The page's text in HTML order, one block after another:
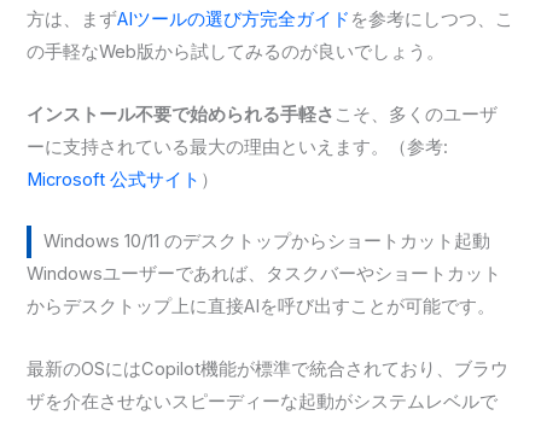
方は、まずAIツールの選び方完全ガイド を参考にしつつ、こ
の手軽なWeb版から試してみるのが良いでしょう。
インストール不要で始められる手軽さ こそ、多くのユーザ
ーに支持されている最大の理由といえます。（参考:
Microsoft 公式サイト ）
Windows 10/11 のデスクトップからショートカット起動
Windowsユーザーであれば、タスクバーやショートカット
からデスクトップ上に直接AIを呼び出すことが可能です。
最新のOSにはCopilot機能が標準で統合されており、ブラウ
ザを介在させないスピーディーな起動がシステムレベルで